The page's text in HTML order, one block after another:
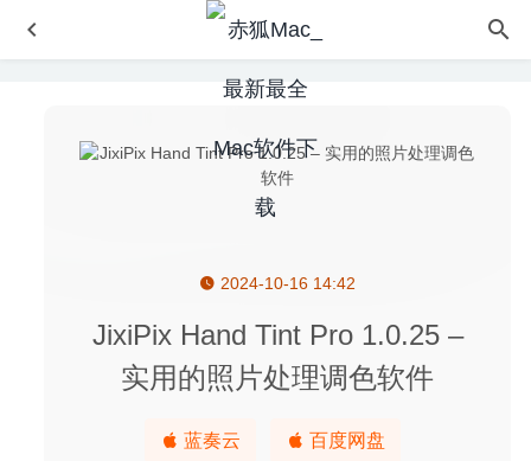
2024-10-16 14:42
JixiPix Hand Tint Pro 1.0.25 –
实用的照片处理调色软件
蓝奏云 百度网盘
CrossOver 19.0.2 – MacOS平台快速运行Windows软件
CleanMyMac X 4.6.2 中文版-Mac界系统清理软件大神
Espresso 5.3.1 for Mac- 轻量级网页代码编辑器